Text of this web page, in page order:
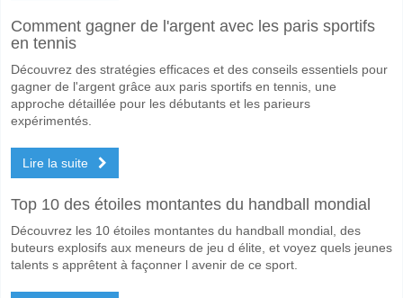
Oui pour Les Deux Équipes Marquent, avec un pourcentage de 53%.
Quel sera le résultat correct attendu entre Londrina v
Sur le côté risqué, vous pouvez essayer le Résultat Correct de 2-1
Comment gagner de l'argent avec les paris sportifs
en tennis
Découvrez des stratégies efficaces et des conseils essentiels pour
gagner de l'argent grâce aux paris sportifs en tennis, une
approche détaillée pour les débutants et les parieurs
expérimentés.
Lire la suite
Top 10 des étoiles montantes du handball mondial
Découvrez les 10 étoiles montantes du handball mondial, des
buteurs explosifs aux meneurs de jeu d élite, et voyez quels jeunes
talents s apprêtent à façonner l avenir de ce sport.